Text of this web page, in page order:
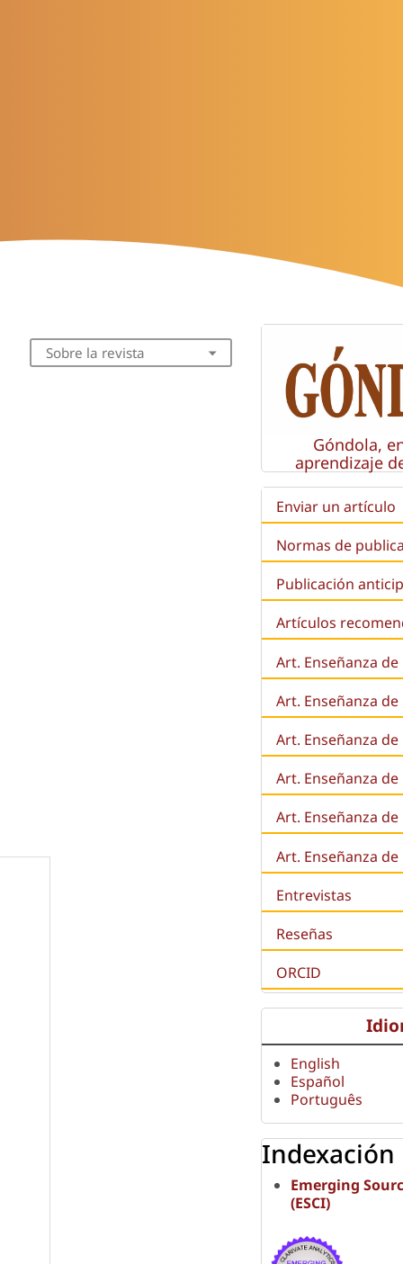
Sobre la revista
Góndola,
aprendizaje
Enviar un artículo
Normas de
Publicación
Artículos
Art. Enseñanza
Art. Enseñanza
Art. Enseñanza de
Art. Enseñanza de
Art. Enseñanza
Art. Enseñanza
Entrevistas
Reseñas
ORCID
English
Español
Português
Indexación
Emerging
(ESCI)